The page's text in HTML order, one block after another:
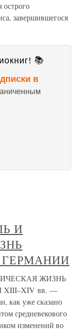
острого
завершившегося
📚
в
И
ЖИЗНЬ
вв. —
как уже сказано
средневекового
изменений во